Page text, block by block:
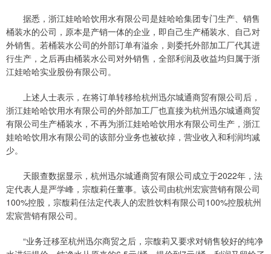
据悉，浙江娃哈哈饮用水有限公司是娃哈哈集团专门生产、销售
桶装水的公司，原本是产销一体的企业，即自己生产桶装水、自己对
外销售。若桶装水公司的外部订单有溢余，则委托外部加工厂代其进
行生产，之后再由桶装水公司对外销售，全部利润及收益均归属于浙
江娃哈哈实业股份有限公司。
上述人士表示，在将订单转移给杭州迅尔城通商贸有限公司后，
浙江娃哈哈饮用水有限公司的外部加工厂也直接为杭州迅尔城通商贸
有限公司生产桶装水，不再为浙江娃哈哈饮用水有限公司生产，浙江
娃哈哈饮用水有限公司的该部分业务也被砍掉，营业收入和利润均减
少。
天眼查数据显示，杭州迅尔城通商贸有限公司成立于2022年，法
定代表人是严学峰，宗馥莉任董事。该公司由杭州宏宸营销有限公司
100%控股，宗馥莉任法定代表人的宏胜饮料有限公司100%控股杭州
宏宸营销有限公司。
“业务迁移至杭州迅尔商贸之后，宗馥莉又要求对销售较好的纯净